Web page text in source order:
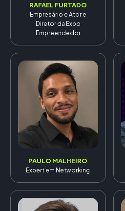
RAFAEL FURTADO
Empresário e Ator e
Diretor da Expo
Empreendedor
PAULO MALHEIRO
Expert em Networking